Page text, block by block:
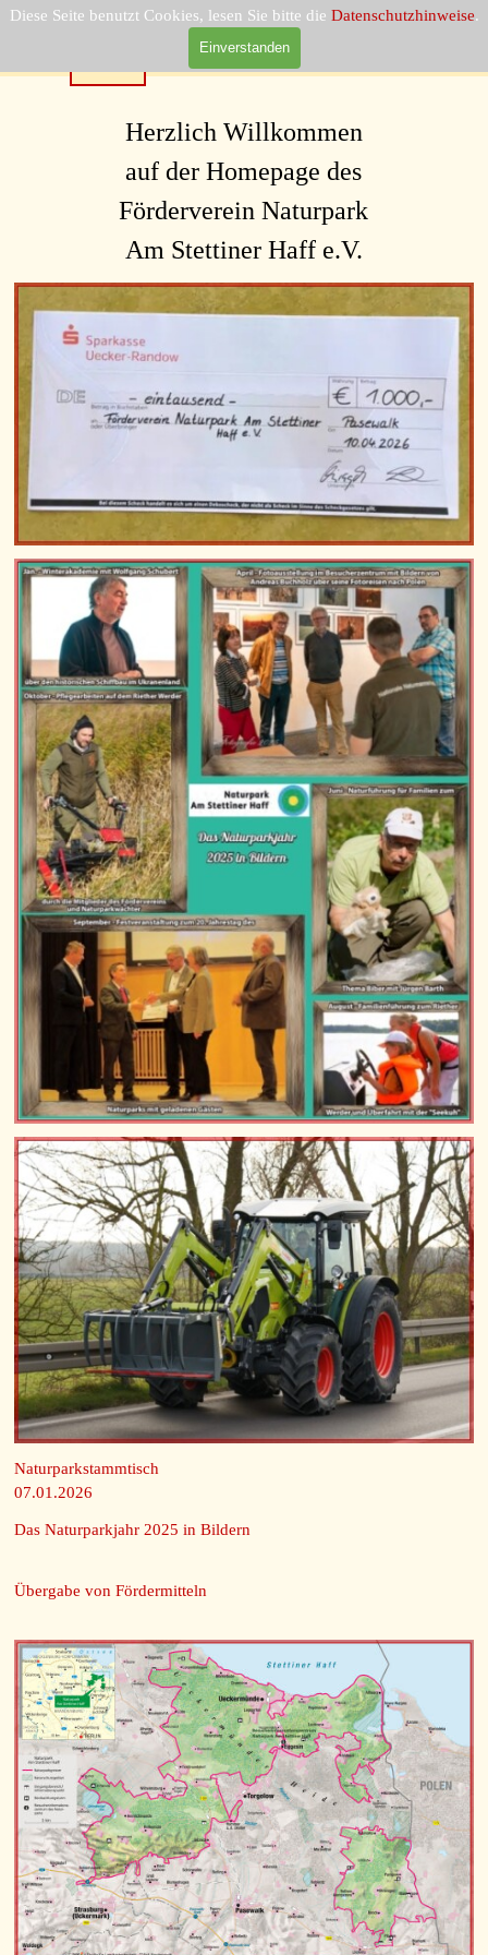
Diese Seite benutzt Cookies, lesen Sie bitte die Datenschutzhinweise.
Einverstanden
Direkt zum SeiteninhaltFörderverein Naturpark  Am
Stettiner Haff e.V.
Menü überspringen
Herzlich Willkommen
auf der Homepage des
Förderverein Naturpark
Am Stettiner Haff e.V.
Naturparkstammtisch
07.01.2026
Das Naturparkjahr 2025 in Bildern
Übergabe von Fördermitteln